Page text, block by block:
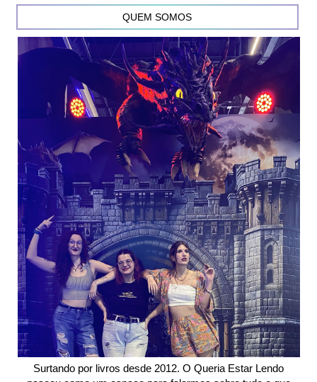
QUEM SOMOS
Surtando por livros desde 2012. O Queria Estar Lendo